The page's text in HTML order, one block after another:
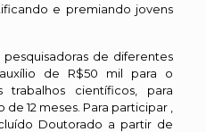
e premiando jovens
de diferentes
de R$50 mil para o
trabalhos científicos, para
12 meses. Para participar ,
Doutorado a partir de